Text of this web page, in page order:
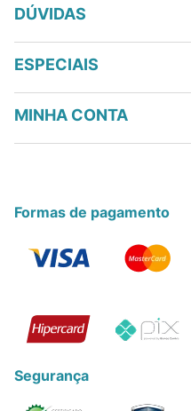
DÚVIDAS
ESPECIAIS
MINHA CONTA
Formas de pagamento
Segurança